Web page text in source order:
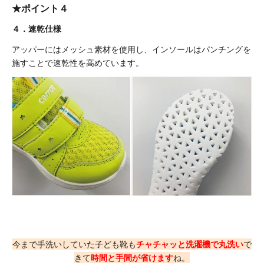
★ポイント４
４．速乾仕様
アッパーにはメッシュ素材を使用し、インソールはパンチングを
施すことで速乾性を高めています。
今まで手洗いしていた子ども靴もチャチャッと洗濯機で丸洗いで
きて時間と手間が省けますね。